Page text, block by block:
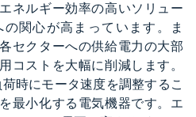
ネルギー効率の高いソリュー
関心が高まっています。ま
セクターへの供給電力の大部
コストを大幅に削減します。
時にモータ速度を調整するこ
最小化する電気機器です。エ